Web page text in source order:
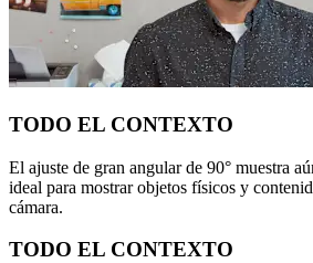
TODO EL CONTEXTO
El ajuste de gran angular de 90° muestra
ideal para mostrar objetos físicos y
cámara.
TODO EL CONTEXTO